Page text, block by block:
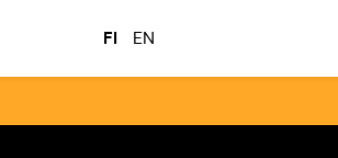
FI EN